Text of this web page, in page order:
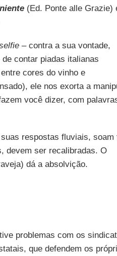
(Ed. Ponte alle Grazie)
– contra a sua vontade,
contar piadas italianas
cores do vinho e
ele nos exorta a
você dizer, com
respostas fluviais, soam
devem ser recalibradas. O
dá a absolvição.
problemas com os
que defendem os